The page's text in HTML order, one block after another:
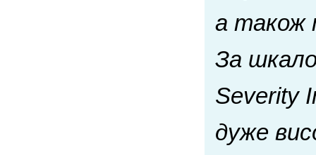
а також
За
Severity
дуже